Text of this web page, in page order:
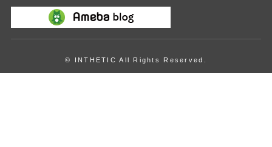
© INTHETIC All Rights Reserved.